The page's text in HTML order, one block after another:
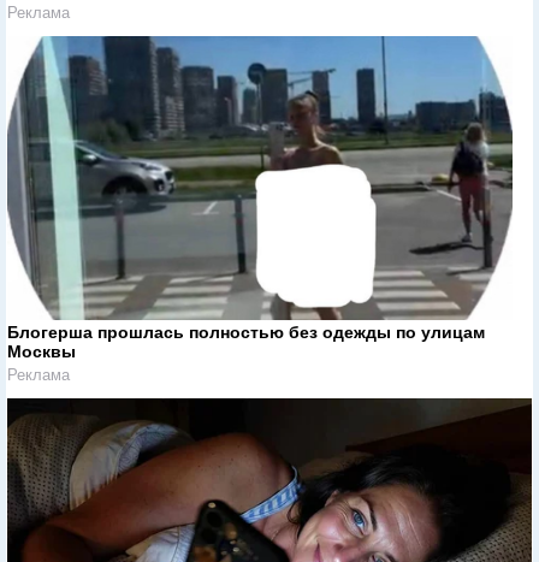
Реклама
Блогерша прошлась полностью без одежды по улицам
Москвы
Реклама